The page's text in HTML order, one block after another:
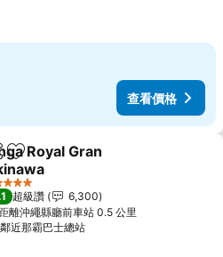
查看價格
加入我的最愛
Royal Gran
級
超級讚
6,300
離沖繩縣廳前車站 0.5 公里
鄰近那霸巴士總站